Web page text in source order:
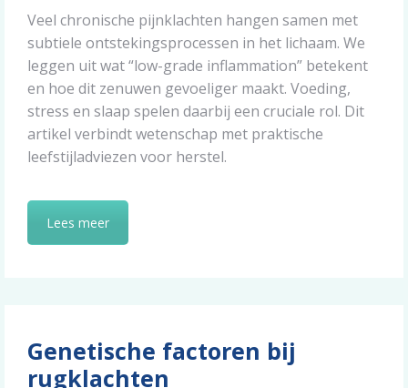
Veel chronische pijnklachten hangen samen met
subtiele ontstekingsprocessen in het lichaam. We
leggen uit wat “low-grade inflammation” betekent
en hoe dit zenuwen gevoeliger maakt. Voeding,
stress en slaap spelen daarbij een cruciale rol. Dit
artikel verbindt wetenschap met praktische
leefstijladviezen voor herstel.
Lees meer
Genetische factoren bij
rugklachten